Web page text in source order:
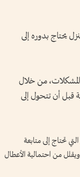
يحتاج بدوره إلى
المشكلات، من خلال
قبل أن تتحول إلى
تحتاج إلى متابعة
من احتمالية الأعطال